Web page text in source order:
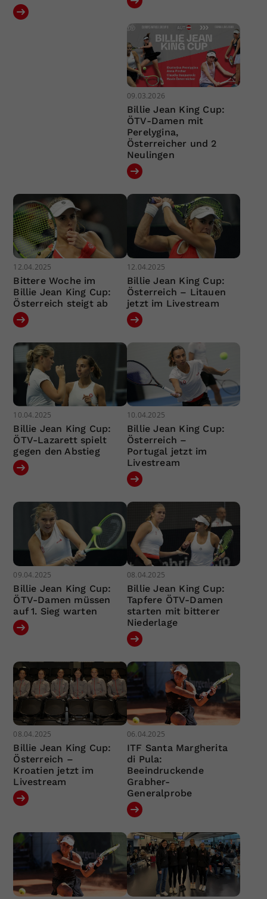
09.03.2026
Billie Jean King Cup:
ÖTV-Damen mit
Perelygina,
Österreicher und 2
Neulingen
12.04.2025
Bittere Woche im
Billie Jean King Cup:
Österreich steigt ab
12.04.2025
Billie Jean King Cup:
Österreich – Litauen
jetzt im Livestream
10.04.2025
Billie Jean King Cup:
ÖTV-Lazarett spielt
gegen den Abstieg
10.04.2025
Billie Jean King Cup:
Österreich –
Portugal jetzt im
Livestream
09.04.2025
Billie Jean King Cup:
ÖTV-Damen müssen
auf 1. Sieg warten
08.04.2025
Billie Jean King Cup:
Tapfere ÖTV-Damen
starten mit bitterer
Niederlage
08.04.2025
Billie Jean King Cup:
Österreich –
Kroatien jetzt im
Livestream
06.04.2025
ITF Santa Margherita
di Pula:
Beeindruckende
Grabher-
Generalprobe